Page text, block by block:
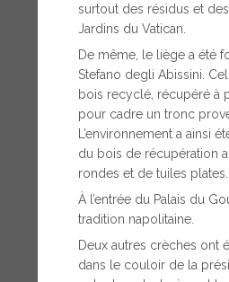
surtout des résidus et
Jardins du Vatican.
De même, le liège a été
Stefano degli Abissini.
bois recyclé, récupéré à
pour cadre un tronc
L’environnement a ainsi
du bois de récupération
rondes et de tuiles plates.
À l’entrée du Palais du
tradition napolitaine.
Deux autres crèches ont
dans le couloir de la